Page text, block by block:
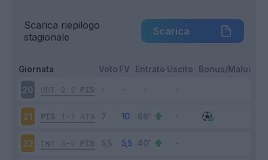
Scarica riepilogo
stagionale
Scarica
Giornata Voto FV Entrato Uscito Bonus/Malus
20 UDI 2-2 PIS
21 PIS 1-1 ATA
22 INT 6-2 PIS